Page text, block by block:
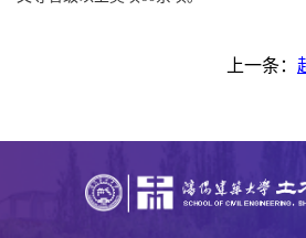
上一条：